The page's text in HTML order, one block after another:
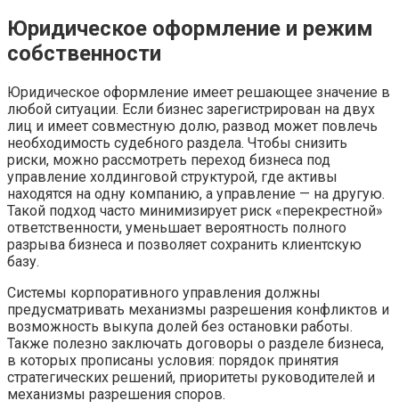
Юридическое оформление и режим
собственности
Юридическое оформление имеет решающее значение в
любой ситуации. Если бизнес зарегистрирован на двух
лиц и имеет совместную долю, развод может повлечь
необходимость судебного раздела. Чтобы снизить
риски, можно рассмотреть переход бизнеса под
управление холдинговой структурой, где активы
находятся на одну компанию, а управление — на другую.
Такой подход часто минимизирует риск «перекрестной»
ответственности, уменьшает вероятность полного
разрыва бизнеса и позволяет сохранить клиентскую
базу.
Системы корпоративного управления должны
предусматривать механизмы разрешения конфликтов и
возможность выкупа долей без остановки работы.
Также полезно заключать договоры о разделе бизнеса,
в которых прописаны условия: порядок принятия
стратегических решений, приоритеты руководителей и
механизмы разрешения споров.